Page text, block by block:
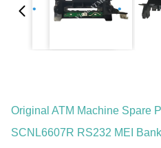
Original ATM Machine Spare
SCNL6607R RS232 MEI